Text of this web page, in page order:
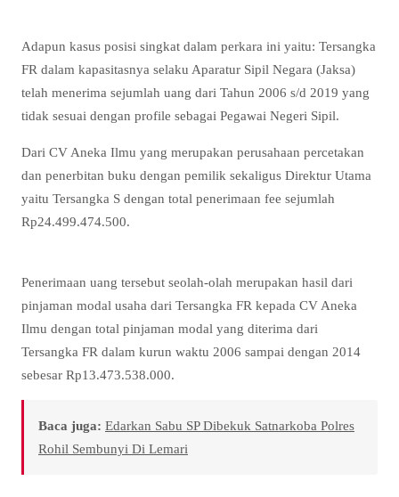
Adapun kasus posisi singkat dalam perkara ini yaitu: Tersangka
FR dalam kapasitasnya selaku Aparatur Sipil Negara (Jaksa)
telah menerima sejumlah uang dari Tahun 2006 s/d 2019 yang
tidak sesuai dengan profile sebagai Pegawai Negeri Sipil.
Dari CV Aneka Ilmu yang merupakan perusahaan percetakan
dan penerbitan buku dengan pemilik sekaligus Direktur Utama
yaitu Tersangka S dengan total penerimaan fee sejumlah
Rp24.499.474.500.
Penerimaan uang tersebut seolah-olah merupakan hasil dari
pinjaman modal usaha dari Tersangka FR kepada CV Aneka
Ilmu dengan total pinjaman modal yang diterima dari
Tersangka FR dalam kurun waktu 2006 sampai dengan 2014
sebesar Rp13.473.538.000.
Baca juga: Edarkan Sabu SP Dibekuk Satnarkoba Polres
Rohil Sembunyi Di Lemari